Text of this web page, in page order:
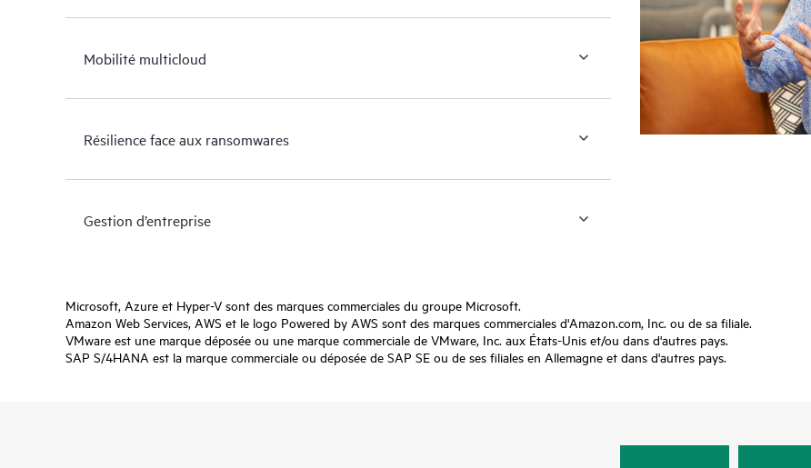
Mobilité multicloud
Résilience face aux ransomwares
Gestion d’entreprise
Microsoft, Azure et Hyper-V sont des marques commerciales du groupe Microsoft.
Amazon Web Services, AWS et le logo Powered by AWS sont des marques commerciales d'Amazon.com, Inc. ou de sa filiale.
VMware est une marque déposée ou une marque commerciale de VMware, Inc. aux États-Unis et/ou dans d'autres pays.
SAP S/4HANA est la marque commerciale ou déposée de SAP SE ou de ses filiales en Allemagne et dans d'autres pays.